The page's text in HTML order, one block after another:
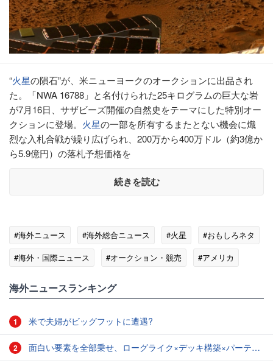
“火星の隕石”が、米ニューヨークのオークションに出品され
た。「NWA 16788」と名付けられた25キログラムの巨大な岩
が7月16日、サザビーズ開催の自然史をテーマにした特別オー
クションに登場。 火星の一部を所有するまたとない機会に熾
烈な入札合戦が繰り広げられ、200万から400万ドル（約3億か
ら5.9億円）の落札予想価格を
続きを読む
#海外ニュース #海外総合ニュース #火星
#おもしろネタ
#海外・国際ニュース
#オークション・競売 #アメリカ
海外ニュースランキング
1 米で夫婦がビッグフットに遭遇?
2 面白い要素を全部乗せ、ローグライク×デッキ構築×パーティ制RPGの「Chrono Ark」を遊んでみた